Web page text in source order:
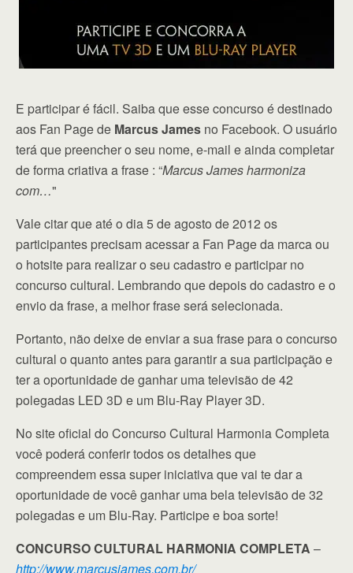
E participar é fácil. Saiba que esse concurso é destinado
aos Fan Page de Marcus James no Facebook. O usuário
terá que preencher o seu nome, e-mail e ainda completar
de forma criativa a frase : “Marcus James harmoniza
com…"
Vale citar que até o dia 5 de agosto de 2012 os
participantes precisam acessar a Fan Page da marca ou
o hotsite para realizar o seu cadastro e participar no
concurso cultural. Lembrando que depois do cadastro e o
envio da frase, a melhor frase será selecionada.
Portanto, não deixe de enviar a sua frase para o concurso
cultural o quanto antes para garantir a sua participação e
ter a oportunidade de ganhar uma televisão de 42
polegadas LED 3D e um Blu-Ray Player 3D.
No site oficial do Concurso Cultural Harmonia Completa
você poderá conferir todos os detalhes que
compreendem essa super iniciativa que vai te dar a
oportunidade de você ganhar uma bela televisão de 32
polegadas e um Blu-Ray. Participe e boa sorte!
CONCURSO CULTURAL HARMONIA COMPLETA –
http://www.marcusjames.com.br/